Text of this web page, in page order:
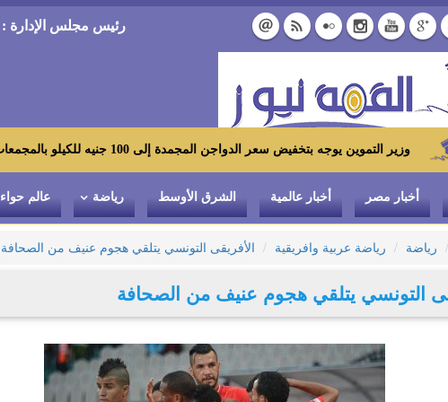
رئيس مجلس الإدارة :
بتخفيض سعر الدواجن المجمدة إلى 100 جنيه للكيلو بالمجمعات الاستهلاكية ومعارض «أهلاً رمضان»
أخبار مصر أخبار عالمية الشرق الأوسط رياضة عالم حواء
رياضة رياضة عربية وافريقية الأفريقى التونسي يتلقي هجوم عنيف من الصحافة
التونسي يتلقي هجوم عنيف من الصحافة